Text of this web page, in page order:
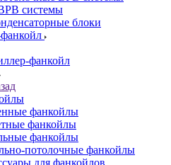
системы
блоки
фанкойл
фанкойлы
фанкойлы
фанкойлы
потолочные фанкойлы
для фанкойлов